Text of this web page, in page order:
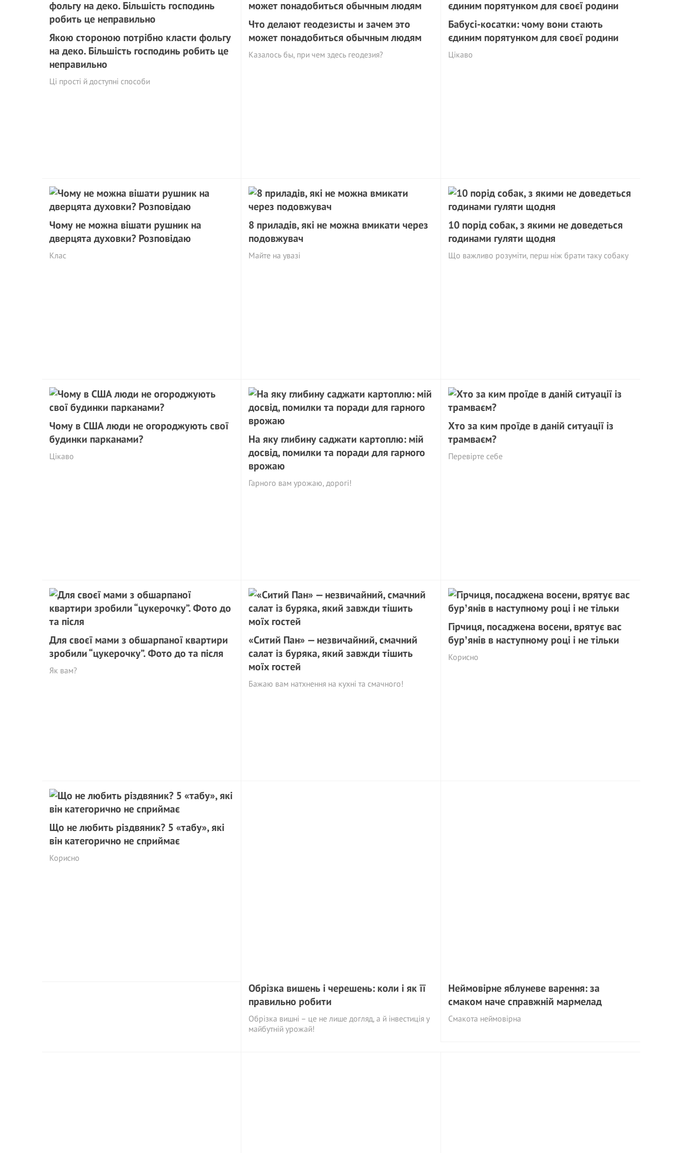
Якою стороною потрібно класти фольгу
на деко. Більшість господинь робить це
неправильно
Ці прості й доступні способи
Что делают геодезисты и зачем это
может понадобиться обычным людям
Казалось бы, при чем здесь геодезия?
Бабусі-косатки: чому вони стають
єдиним порятунком для своєї родини
Цікаво
Чому не можна вішати рушник на
дверцята духовки? Розповідаю
Клас
8 приладів, які не можна вмикати через
подовжувач
Майте на увазі
10 порід собак, з якими не доведеться
годинами гуляти щодня
Що важливо розуміти, перш ніж брати таку собаку
Чому в США люди не огороджують свої
будинки парканами?
Цікаво
На яку глибину саджати картоплю: мій
досвід, помилки та поради для гарного
врожаю
Гарного вам урожаю, дорогі!
Хто за ким проїде в даній ситуації із
трамваєм?
Перевірте себе
Для своєї мами з обшарпаної квартири
зробили “цукерочку”. Фото до та після
Як вам?
«Ситий Пан» — незвичайний, смачний
салат із буряка, який завжди тішить
моїх гостей
Бажаю вам натхнення на кухні та смачного!
Гірчиця, посаджена восени, врятує вас
бурʼянів в наступному році і не тільки
Корисно
Що не любить різдвяник? 5 «табу», які
він категорично не сприймає
Корисно
Обрізка вишень і черешень: коли і як її
правильно робити
Обрізка вишні – це не лише догляд, а й інвестиція у
майбутній урожай!
Неймовірне яблуневе варення: за
смаком наче справжній мармелад
Смакота неймовірна